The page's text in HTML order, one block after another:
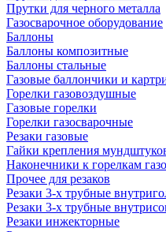
Прутки для черного металла
Газосварочное оборудование
Баллоны
Баллоны композитные
Баллоны стальные
Газовые баллончики и
Горелки газовоздушные
Газовые горелки
Горелки газосварочные
Резаки газовые
Гайки крепления
Наконечники к горелкам
Прочее для резаков
Резаки 3-х трубные
Резаки 3-х трубные
Резаки инжекторные